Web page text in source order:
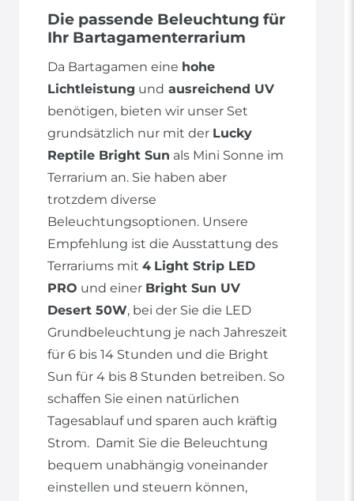
Die passende Beleuchtung für
Ihr Bartagamenterrarium
Da Bartagamen eine hohe
Lichtleistung und ausreichend UV
benötigen, bieten wir unser Set
grundsätzlich nur mit der Lucky
Reptile Bright Sun als Mini Sonne im
Terrarium an. Sie haben aber
trotzdem diverse
Beleuchtungsoptionen. Unsere
Empfehlung ist die Ausstattung des
Terrariums mit 4 Light Strip LED
PRO und einer Bright Sun UV
Desert 50W, bei der Sie die LED
Grundbeleuchtung je nach Jahreszeit
für 6 bis 14 Stunden und die Bright
Sun für 4 bis 8 Stunden betreiben. So
schaffen Sie einen natürlichen
Tagesablauf und sparen auch kräftig
Strom. Damit Sie die Beleuchtung
bequem unabhängig voneinander
einstellen und steuern können,